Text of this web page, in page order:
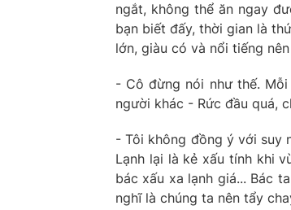
ngắt, không thể ăn ngay
bạn biết đấy, thời gian là
lớn, giàu có và nổi tiếng
- Cô đừng nói như thế.
người khác - Rức đầu quá,
- Tôi không đồng ý với suy
Lạnh lại là kẻ xấu tính khi
bác xấu xa lạnh giá... Bác
nghĩ là chúng ta nên tẩy